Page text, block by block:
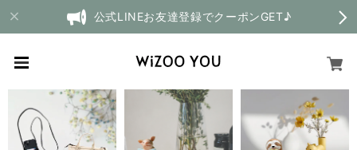
公式LINEお友達登録でクーポンGET♪